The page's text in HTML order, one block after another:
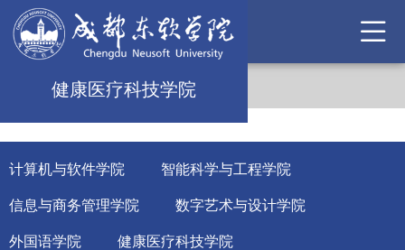
健康医疗科技学院
计算机与软件学院 智能科学与工程学院
信息与商务管理学院 数字艺术与设计学院
外国语学院 健康医疗科技学院